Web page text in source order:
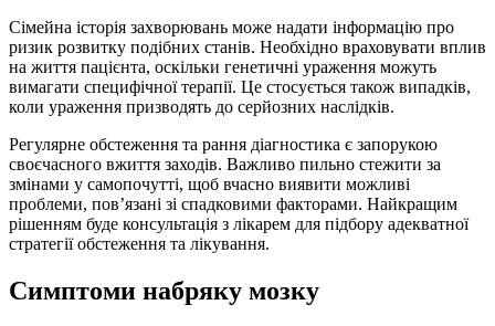
Сімейна історія захворювань може надати інформацію про
ризик розвитку подібних станів. Необхідно враховувати вплив
на життя пацієнта, оскільки генетичні ураження можуть
вимагати специфічної терапії. Це стосується також випадків,
коли ураження призводять до серйозних наслідків.
Регулярне обстеження та рання діагностика є запорукою
своєчасного вжиття заходів. Важливо пильно стежити за
змінами у самопочутті, щоб вчасно виявити можливі
проблеми, пов’язані зі спадковими факторами. Найкращим
рішенням буде консультація з лікарем для підбору адекватної
стратегії обстеження та лікування.
Симптоми набряку мозку